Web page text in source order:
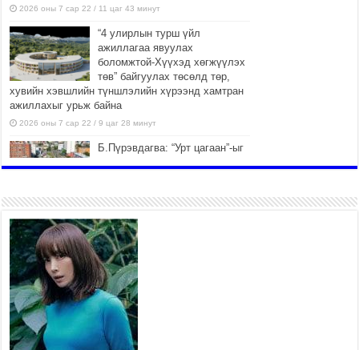
2026 оны 7 сар 22 / 11 цаг 43 минут
“4 улирлын турш үйл
ажиллагаа явуулах
боломжтой-Хүүхэд хөгжүүлэх
төв” байгуулах төсөлд төр,
хувийн хэвшлийн түншлэлийн хүрээнд хамтран
ажиллахыг урьж байна
2026 оны 7 сар 22 / 9 цаг 28 минут
Б.Пүрэвдагва: “Урт цагаан”-ыг
2026 оны 7 сар 21 / 16 цаг 47 минут
Тусгай замын автобус /BRT/
төслийн удирдах хорооны
ээлжит хуралдаан боллоо
2026 оны 7 сар 21 / 16 цаг 43 минут
Ерөнхий сайд Н.Учрал БНХАУ-
аас Монгол Улсад суугаа
Элчин сайд Шэнь